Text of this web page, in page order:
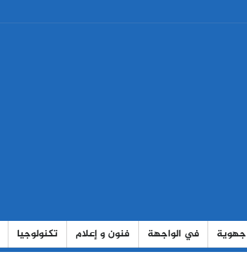
جهوية في الواجهة فنون و إعلام تكنولوجيا